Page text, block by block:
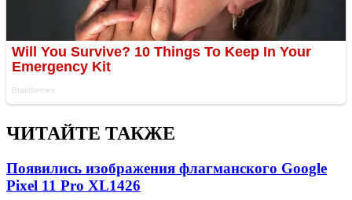
ЧИТАЙТЕ ТАКЖЕ
Появились изображения флагманского Google
Pixel 11 Pro XL1426